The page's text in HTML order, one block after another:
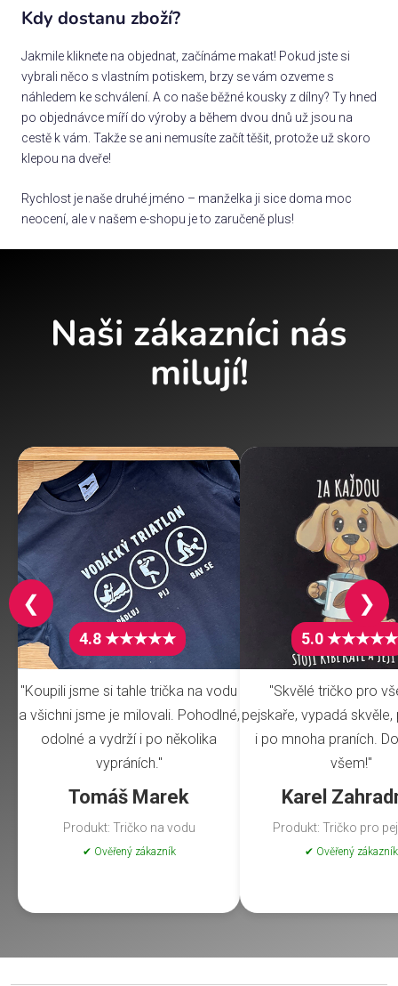
Kdy dostanu zboží?
Jakmile kliknete na objednat, začínáme makat! Pokud jste si
vybrali něco s vlastním potiskem, brzy se vám ozveme s
náhledem ke schválení. A co naše běžné kousky z dílny? Ty hned
po objednávce míří do výroby a během dvou dnů už jsou na
cestě k vám. Takže se ani nemusíte začít těšit, protože už skoro
klepou na dveře!
Rychlost je naše druhé jméno – manželka ji sice doma moc
neocení, ale v našem e-shopu je to zaručeně plus!
Naši zákazníci nás
milují!
4.8 ★★★★★
"Koupili jsme si tahle trička na vodu
a všichni jsme je milovali. Pohodlné,
odolné a vydrží i po několika
vypráních."
Tomáš Marek
Produkt: Tričko na vodu
✔ Ověřený zákazník
5.0 ★★★★★
"Skvělé tričko pro
pejskaře, vypadá
i po mnoha praních.
všem!"
Karel
Produkt: Tričko pro
✔ Ověřený zákazník
❮ ❯